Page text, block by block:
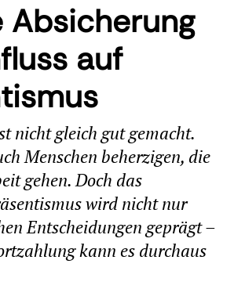
Absicherung
auf
nicht gleich gut gemacht.
Menschen beherzigen, die
gehen. Doch das
wird nicht nur
Entscheidungen geprägt –
kann es durchaus